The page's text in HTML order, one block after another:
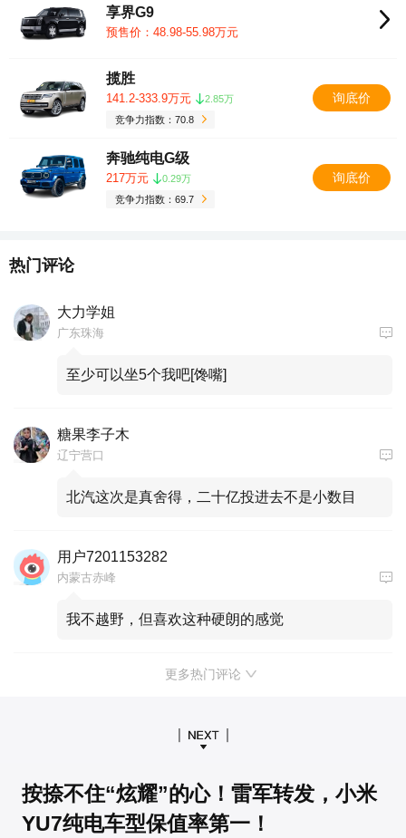
享界G9
预售价：48.98-55.98万元
揽胜
141.2-333.9万元
2.85万
竞争力指数：70.8
询底价
奔驰纯电G级
217万元
0.29万
竞争力指数：69.7
询底价
热门评论
大力学姐
广东珠海
至少可以坐5个我吧[馋嘴]
糖果李子木
辽宁营口
北汽这次是真舍得，二十亿投进去不是小数目
用户7201153282
内蒙古赤峰
我不越野，但喜欢这种硬朗的感觉
更多热门评论
按捺不住“炫耀”的心！雷军转发，小米
YU7纯电车型保值率第一！ ​